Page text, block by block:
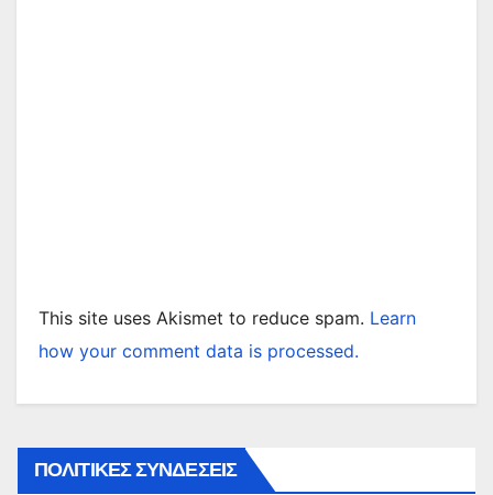
This site uses Akismet to reduce spam. Learn
how your comment data is processed.
ΠΟΛΙΤΙΚΕΣ ΣΥΝΔΕΣΕΙΣ